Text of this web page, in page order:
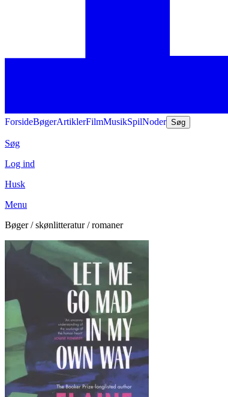
ForsideBøgerArtiklerFilmMusikSpilNoder Søg
Søg
Log ind
Husk
Menu
Bøger / skønlitteratur / romaner